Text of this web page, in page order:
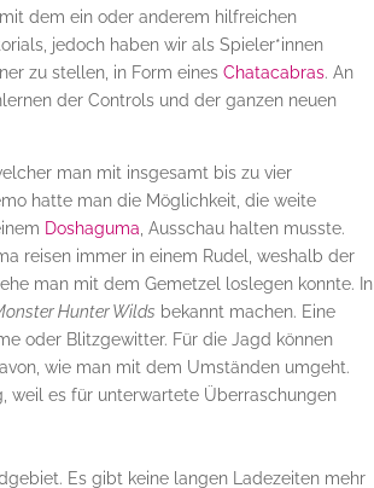
dem ein oder anderem hilfreichen
jedoch haben wir als Spieler*innen
zu stellen, in Form einesChatacabras. An
der Controls und der ganzen neuen
man mit insgesamt bis zu vier
hatte man die Möglichkeit, die weite
Doshaguma , Ausschau halten musste.
reisen immer in einem Rudel, weshalb der
man mit dem Gemetzel loslegen konnte. In
Hunter Wilds bekannt machen. Eine
oder Blitzgewitter. Für die Jagd können
wie man mit dem Umständen umgeht.
weil es für unterwartete Überraschungen
Es gibt keine langen Ladezeiten mehr